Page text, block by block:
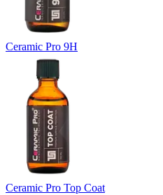
Ceramic Pro 9H
Ceramic Pro Top Coat